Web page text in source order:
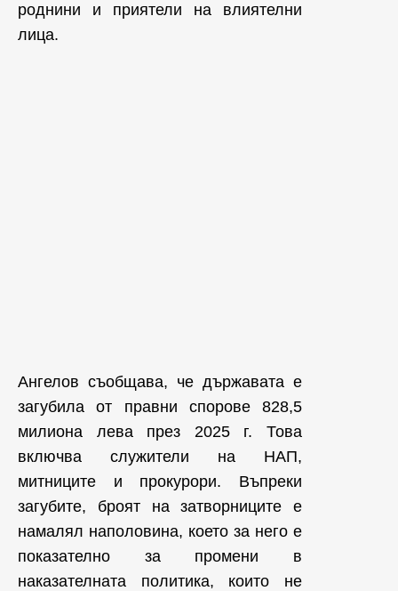
роднини и приятели на влиятелни
лица.
Ангелов съобщава, че държавата е
загубила от правни спорове 828,5
милиона лева през 2025 г. Това
включва служители на НАП,
митниците и прокурори. Въпреки
загубите, броят на затворниците е
намалял наполовина, което за него е
показателно за промени в
наказателната политика, които не